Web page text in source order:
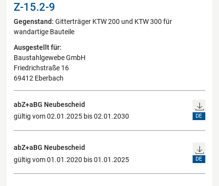
Z-15.2-9
Gegenstand: Gitterträger KTW 200 und KTW 300 für
wandartige Bauteile
Ausgestellt für:
Baustahlgewebe GmbH
Friedrichstraße 16
69412 Eberbach
abZ+aBG Neubescheid
gültig vom 02.01.2025 bis 02.01.2030
DE
abZ+aBG Neubescheid
gültig vom 01.01.2020 bis 01.01.2025
DE